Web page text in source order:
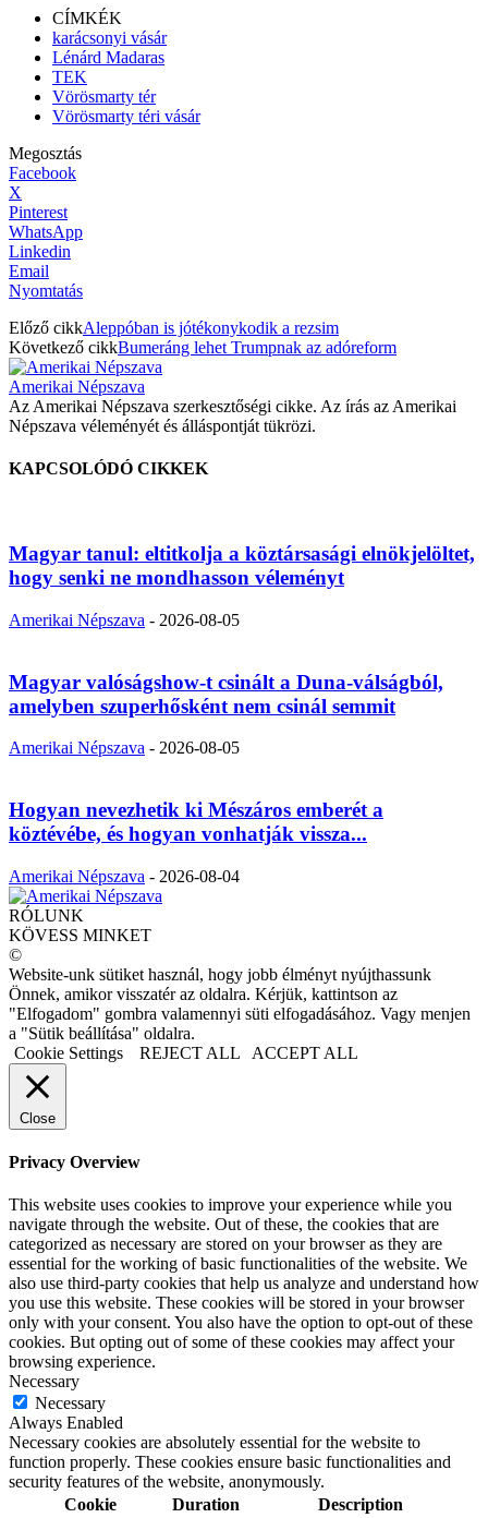
CÍMKÉK
karácsonyi vásár
Lénárd Madaras
TEK
Vörösmarty tér
Vörösmarty téri vásár
Megosztás
Facebook
X
Pinterest
WhatsApp
Linkedin
Email
Nyomtatás
Előző cikkAleppóban is jótékonykodik a rezsim
Következő cikkBumeráng lehet Trumpnak az adóreform
Amerikai Népszava
Az Amerikai Népszava szerkesztőségi cikke. Az írás az Amerikai
Népszava véleményét és álláspontját tükrözi.
KAPCSOLÓDÓ CIKKEK
Magyar tanul: eltitkolja a köztársasági elnökjelöltet,
hogy senki ne mondhasson véleményt
Amerikai Népszava - 2026-08-05
Magyar valóságshow-t csinált a Duna-válságból,
amelyben szuperhősként nem csinál semmit
Amerikai Népszava - 2026-08-05
Hogyan nevezhetik ki Mészáros emberét a
köztévébe, és hogyan vonhatják vissza...
Amerikai Népszava - 2026-08-04
RÓLUNK
KÖVESS MINKET
©
Website-unk sütiket használ, hogy jobb élményt nyújthassunk
Önnek, amikor visszatér az oldalra. Kérjük, kattintson az
"Elfogadom" gombra valamennyi süti elfogadásához. Vagy menjen
a "Sütik beállítása" oldalra.
Cookie Settings
REJECT ALL ACCEPT ALL
Close
Privacy Overview
This website uses cookies to improve your experience while you
navigate through the website. Out of these, the cookies that are
categorized as necessary are stored on your browser as they are
essential for the working of basic functionalities of the website. We
also use third-party cookies that help us analyze and understand how
you use this website. These cookies will be stored in your browser
only with your consent. You also have the option to opt-out of these
cookies. But opting out of some of these cookies may affect your
browsing experience.
Necessary
Necessary
Always Enabled
Necessary cookies are absolutely essential for the website to
function properly. These cookies ensure basic functionalities and
security features of the website, anonymously.
Cookie
Duration Description